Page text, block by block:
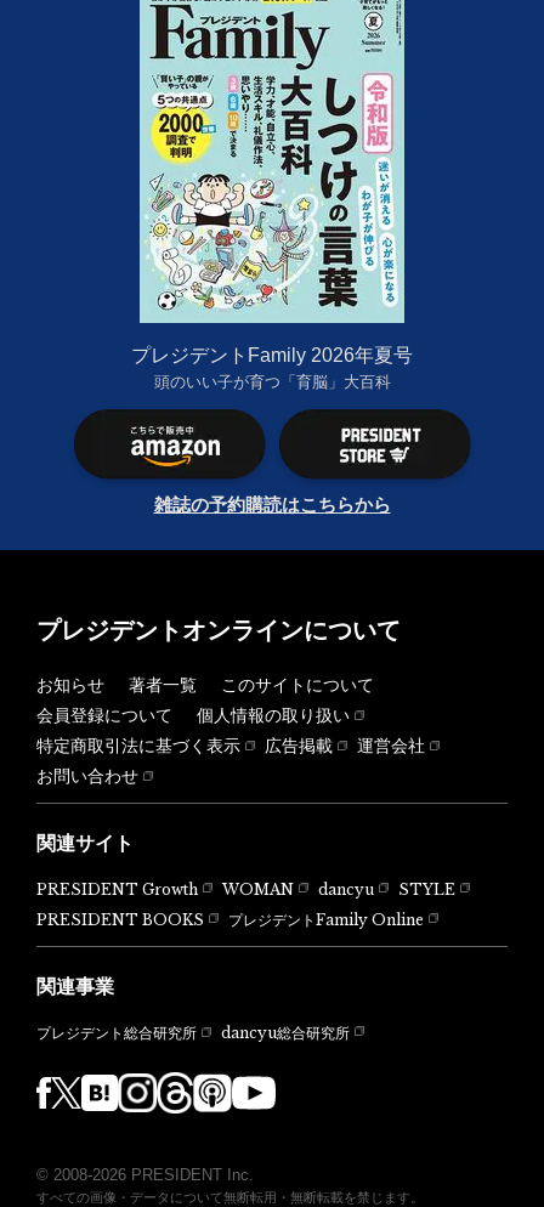
プレジデントFamily 2026年夏号
頭のいい子が育つ「育脳」大百科
雑誌の予約購読はこちらから
プレジデントオンラインについて
お知らせ 著者一覧
このサイトについて
会員登録について
個人情報の取り扱い
特定商取引法に基づく表示
広告掲載
運営会社
お問い合わせ
関連サイト
PRESIDENT Growth WOMAN dancyu
STYLE
PRESIDENT BOOKS
プレジデントFamily Online
関連事業
プレジデント総合研究所 dancyu総合研究所
© 2008-2026 PRESIDENT Inc.
すべての画像・データについて無断転用・無断転載を禁じます。